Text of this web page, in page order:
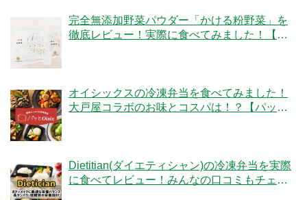
完全無添加野菜パウダー「かける粉野菜」を
徹底レビュー！実際に食べてみました！【ベ
オイシックスの冷凍弁当を食べてみました！
大戸屋コラボのお味とコスパは！？【パッと
Dietitian(ダイエティシャン)の冷凍弁当を実際
に食べてレビュー！みんなの口コミもチェッ